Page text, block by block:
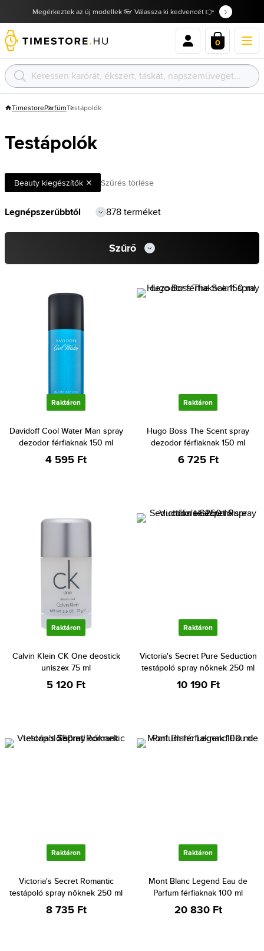
Megérkeztek az új modellek 👓 Válassza ki kedvencét 👉
0
TimestoreParfümTestápolók
Testápolók
Beauty kiegészítők Szűrés törlése
878 terméket
Szűrő
Raktáron
Davidoff Cool Water Man spray
dezodor férfiaknak 150 ml
4 595 Ft
Raktáron
Hugo Boss The Scent spray
dezodor férfiaknak 150 ml
6 725 Ft
Raktáron
Calvin Klein CK One deostick
uniszex 75 ml
5 120 Ft
Raktáron
Victoria's Secret Pure Seduction
testápoló spray nőknek 250 ml
10 190 Ft
Raktáron
Victoria's Secret Romantic
testápoló spray nőknek 250 ml
8 735 Ft
Raktáron
Mont Blanc Legend Eau de
Parfum férfiaknak 100 ml
20 830 Ft